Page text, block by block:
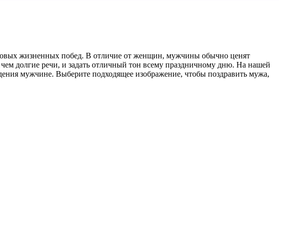
жизненных побед. В отличие от женщин, мужчины обычно ценят
долгие речи, и задать отличный тон всему праздничному дню. На нашей
мужчине. Выберите подходящее изображение, чтобы поздравить мужа,